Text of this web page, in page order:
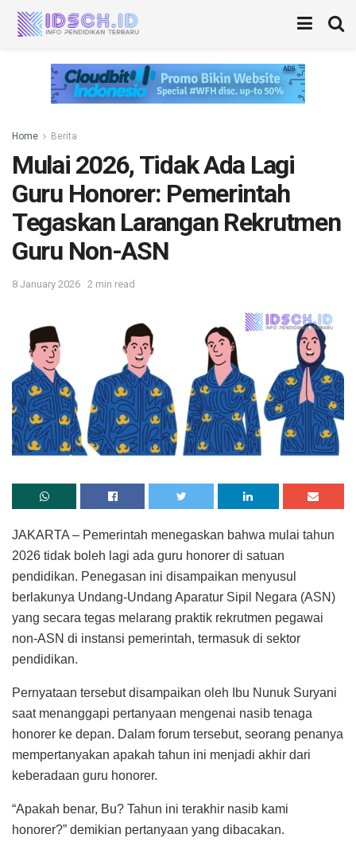
Home Berita
Mulai 2026, Tidak Ada Lagi
Guru Honorer: Pemerintah
Tegaskan Larangan Rekrutmen
Guru Non-ASN
8 January 2026 2 min read
JAKARTA – Pemerintah menegaskan bahwa mulai tahun
2026 tidak boleh lagi ada guru honorer di satuan
pendidikan. Penegasan ini disampaikan menyusul
berlakunya Undang-Undang Aparatur Sipil Negara (ASN)
yang secara tegas melarang praktik rekrutmen pegawai
non-ASN di instansi pemerintah, termasuk di sektor
pendidikan.
Pernyataan tersebut disampaikan oleh Ibu Nunuk Suryani
saat menanggapi pertanyaan mengenai nasib tenaga
honorer ke depan. Dalam forum tersebut, seorang penanya
mempertanyakan apakah tahun ini menjadi akhir dari
keberadaan guru honorer.
“Apakah benar, Bu? Tahun ini terakhir nasib kami
honorer?” demikian pertanyaan yang dibacakan.